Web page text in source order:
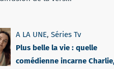
A LA UNE, Séries Tv
Plus belle la vie : quelle
comédienne incarne